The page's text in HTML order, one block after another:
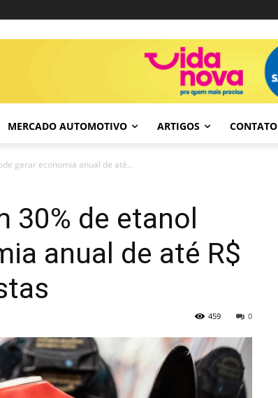
MERCADO AUTOMOTIVO ARTIGOS CONTATO
gerar economia anual de até...
30% de etanol
anual de até R$
0
459